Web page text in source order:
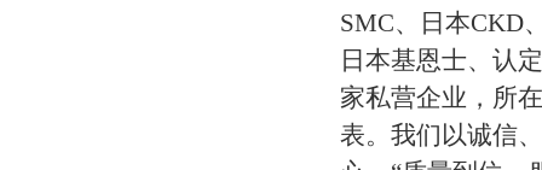
SMC、日本CKD
日本基恩士、认
家私营企业，所
表。我们以诚信